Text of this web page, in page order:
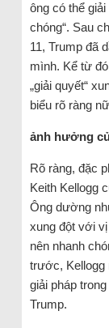
ông có thể
chóng“. Sau
11, Trump đã
mình. Kể từ
„giải quyết“
biểu rõ ràng
ảnh hưởng
Rõ ràng, đặc
Keith Kellogg
Ông dường
xung đột với
nên nhanh
trước, Kellogg
giải pháp
Trump.